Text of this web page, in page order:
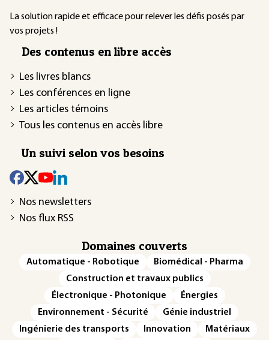
La solution rapide et efficace pour relever les défis posés par
vos projets !
Des contenus en libre accès
Les livres blancs
Les conférences en ligne
Les articles témoins
Tous les contenus en accès libre
Un suivi selon vos besoins
Nos newsletters
Nos flux RSS
Domaines couverts
Automatique - Robotique
Biomédical - Pharma
Construction et travaux publics
Électronique - Photonique
Énergies
Environnement - Sécurité
Génie industriel
Ingénierie des transports
Innovation
Matériaux